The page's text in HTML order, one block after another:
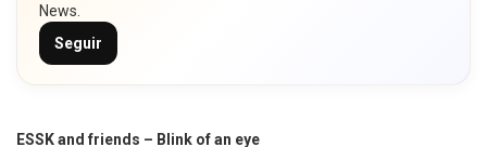
News.
Seguir
ESSK and friends – Blink of an eye